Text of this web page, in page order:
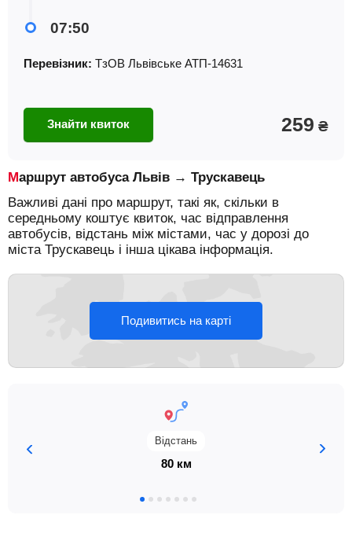
07:50
Перевізник: ТзОВ Львiвське АТП-14631
Знайти квиток 259 ₴
Маршрут автобуса Львів → Трускавець
Важливі дані про маршрут, такі як, скільки в
середньому коштує квиток, час відправлення
автобусів, відстань між містами, час у дорозі до
міста Трускавець і інша цікава інформація.
Подивитись на карті
Відстань
80 км